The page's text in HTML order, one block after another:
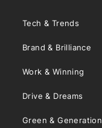
Tech & Trends
Brand & Brilliance
Work & Winning
Drive & Dreams
Green & Generation